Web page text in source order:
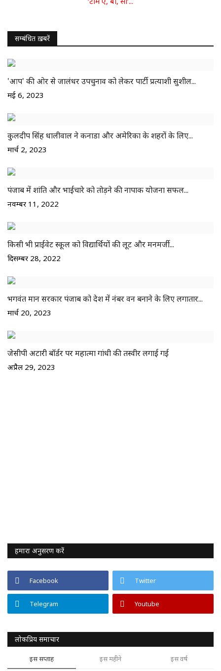
सम्बंधित ख़बरें
'आप' की ओर से जालंधर उपचुनाव को लेकर पार्टी प्रत्याशी सुशील...
मई 6, 2023
कुलदीप सिंह धालीवाल ने कनाडा और अमेरिका के शहरों के लिए...
मार्च 2, 2023
पंजाब में शांति और भाईचारे को तोड़ने की नापाक योजना सफल...
नवम्बर 11, 2022
किसी भी प्राईवेट स्कूल को विद्यार्थियों की लूट और मनमर्जी...
दिसम्बर 28, 2022
भगवंत मान सरकार पंजाब को देश में नंबर वन बनाने के लिए लगातार...
मार्च 20, 2023
जेसीपी अटारी बॉर्डर पर महात्मा गांधी की तस्वीर लगाई गई
अप्रैल 29, 2023
हमारा अनुसरण करें
Facebook Twitter
Telegram Youtube
लोकप्रिय समाचार
इस सप्ताह इस महीने इस वर्ष